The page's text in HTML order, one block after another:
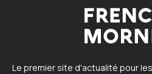
Le premier site d'actualité pour